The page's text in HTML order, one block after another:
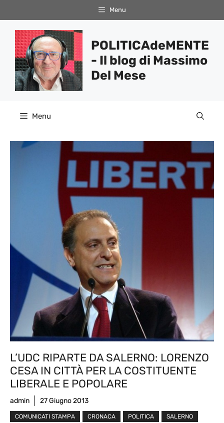
al
contenuto
Menu
POLITICAdeMENTE
- Il blog di Massimo
Del Mese
Menu
L’UDC RIPARTE DA SALERNO: LORENZO
CESA IN CITTÀ PER LA COSTITUENTE
LIBERALE E POPOLARE
admin 27 Giugno 2013
COMUNICATI STAMPA CRONACA POLITICA SALERNO